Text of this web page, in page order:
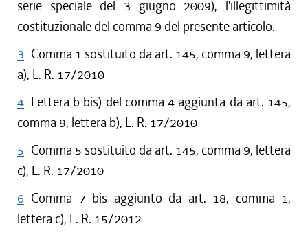
serie speciale del 3 giugno 2009), l'illegittimità
costituzionale del comma 9 del presente articolo.
3 Comma 1 sostituito da art. 145, comma 9, lettera
a), L. R. 17/2010
4 Lettera b bis) del comma 4 aggiunta da art. 145,
comma 9, lettera b), L. R. 17/2010
5 Comma 5 sostituito da art. 145, comma 9, lettera
c), L. R. 17/2010
6 Comma 7 bis aggiunto da art. 18, comma 1,
lettera c), L. R. 15/2012